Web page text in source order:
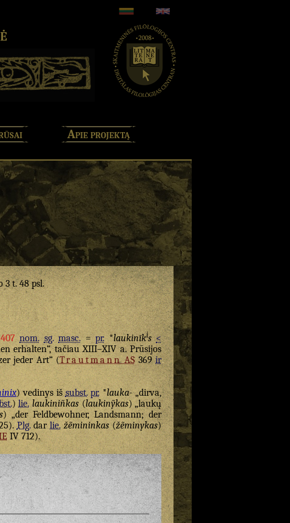
Apie projektą
3 t. 48 psl.
nom. sg. masc.=pr.*laukinīkis <
erhalten“, tačiau XIII–XIV a. Prūsijos
jeder Art“ (TrautmannAS369ir
) vedinys iš subst. pr. *lauka-„dirva,
)lie. laukiniñkas(laukinỹkas) „laukų
) „der Feldbewohner, Landsmann; der
Plg.darlie. žẽmininkas(žẽminykas)
IV 712).